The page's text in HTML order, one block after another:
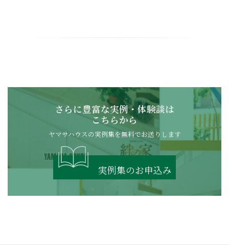
さらに豊富な実例・体験談は
こちらから
ヤマサハウスの実例集を無料でお送りします
実例集のお申込み